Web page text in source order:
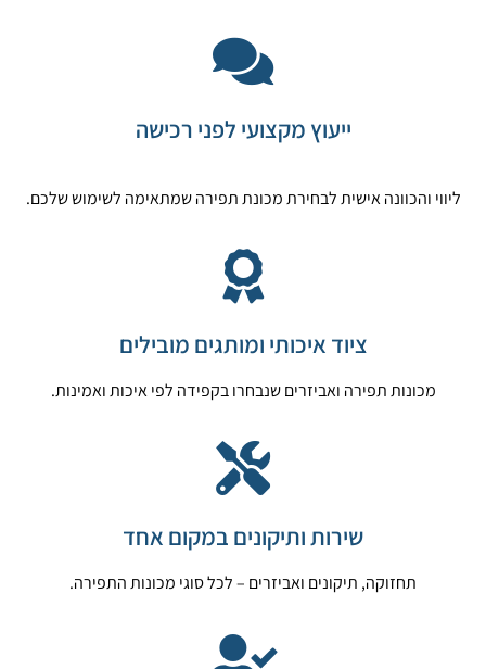
ייעוץ מקצועי לפני רכישה
ליווי והכוונה אישית לבחירת מכונת תפירה שמתאימה לשימוש שלכם.
ציוד איכותי ומותגים מובילים
מכונות תפירה ואביזרים שנבחרו בקפידה לפי איכות ואמינות.
שירות ותיקונים במקום אחד
תחזוקה, תיקונים ואביזרים – לכל סוגי מכונות התפירה.